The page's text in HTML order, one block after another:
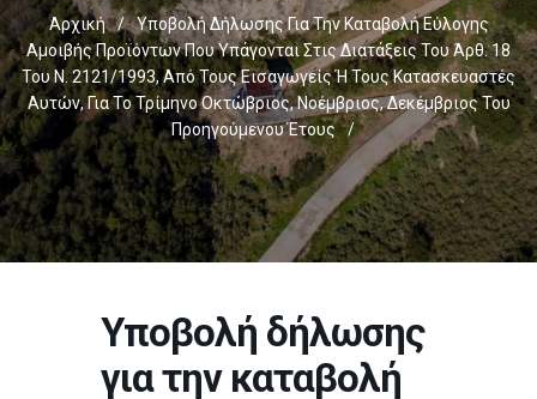
Αρχική /
Υποβολή Δήλωσης Για Την Καταβολή Εύλογης
Αμοιβής Προϊόντων Που Υπάγονται Στις Διατάξεις Του Άρθ. 18
Του Ν. 2121/1993, Από Τους Εισαγωγείς Ή Τους Κατασκευαστές
Αυτών, Για Το Τρίμηνο Οκτώβριος, Νοέμβριος, Δεκέμβριος Του
Προηγούμενου Έτους
/
Υποβολή δήλωσης
για την καταβολή